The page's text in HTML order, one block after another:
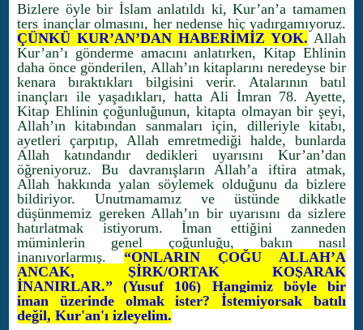
Bizlere öyle bir İslam anlatıldı ki, Kur’an’a tamamen
ters inançlar olmasını, her nedense hiç yadırgamıyoruz.
ÇÜNKÜ KUR’AN’DAN HABERİMİZ YOK. Allah
Kur’an’ı gönderme amacını anlatırken, Kitap Ehlinin
daha önce gönderilen, Allah’ın kitaplarını neredeyse bir
kenara bıraktıkları bilgisini verir. Atalarının batıl
inançları ile yaşadıkları, hatta Ali İmran 78. Ayette,
Kitap Ehlinin çoğunluğunun, kitapta olmayan bir şeyi,
Allah’ın kitabından sanmaları için, dilleriyle kitabı,
ayetleri çarpıtıp, Allah emretmediği halde, bunlarda
Allah katındandır dedikleri uyarısını Kur’an’dan
öğreniyoruz. Bu davranışların Allah’a iftira atmak,
Allah hakkında yalan söylemek olduğunu da bizlere
bildiriyor. Unutmamamız ve üstünde dikkatle
düşünmemiz gereken Allah’ın bir uyarısını da sizlere
hatırlatmak istiyorum. İman ettiğini zanneden
müminlerin genel çoğunluğu, bakın nasıl
inanıyorlarmış. “ONLARIN ÇOĞU ALLAH’A
ANCAK, ŞİRK/ORTAK KOŞARAK
İNANIRLAR.” (Yusuf 106) Hangimiz böyle bir
iman üzerinde olmak ister? İstemiyorsak batılı
değil, Kur'an'ı izleyelim.